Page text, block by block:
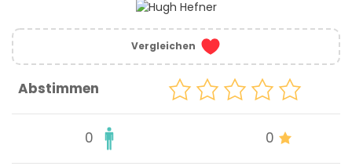
Vergleichen
Abstimmen
0 0